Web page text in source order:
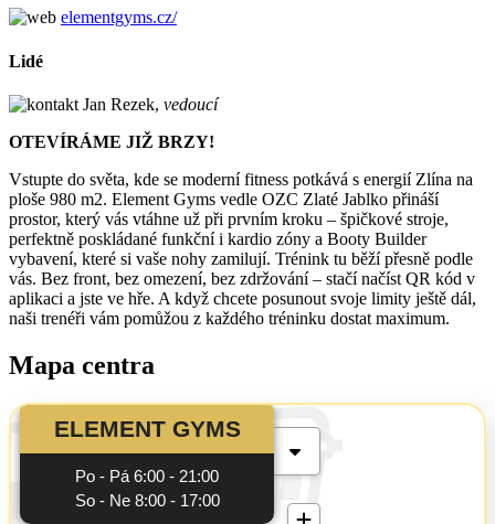
elementgyms.cz/
Lidé
Jan Rezek, vedoucí
OTEVÍRÁME JIŽ BRZY!
Vstupte do světa, kde se moderní fitness potkává s energií Zlína na
ploše 980 m2. Element Gyms vedle OZC Zlaté Jablko přináší
prostor, který vás vtáhne už při prvním kroku – špičkové stroje,
perfektně poskládané funkční i kardio zóny a Booty Builder
vybavení, které si vaše nohy zamilují. Trénink tu běží přesně podle
vás. Bez front, bez omezení, bez zdržování – stačí načíst QR kód v
aplikaci a jste ve hře. A když chcete posunout svoje limity ještě dál,
naši trenéři vám pomůžou z každého tréninku dostat maximum.
Mapa centra